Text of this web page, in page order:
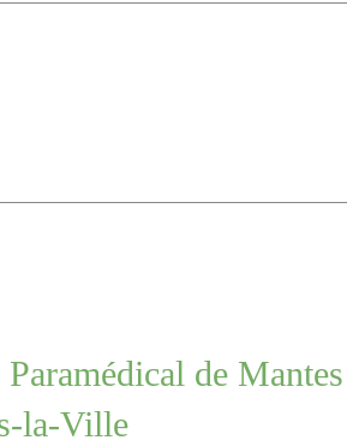
Paramédical de
la-Ville